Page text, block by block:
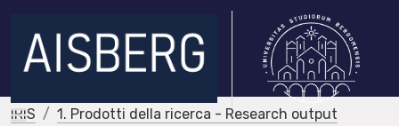
IRIS
1. Prodotti della ricerca - Research output